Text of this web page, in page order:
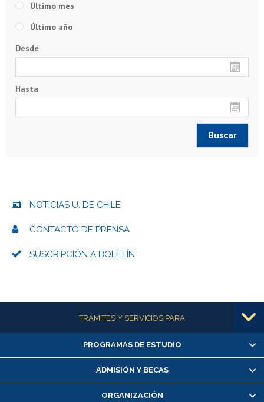
Último mes
Último año
Desde
Hasta
NOTICIAS U. DE CHILE
CONTACTO DE PRENSA
SUSCRIPCIÓN A BOLETÍN
Más informaciónTRÁMITES Y SERVICIOS PARA
Alumnas/os y exalumnas/os
Matrícula en línea
Inscripción y cambio de asignaturas
Consulta y certificado de notas
PROGRAMAS DE ESTUDIO
ADMISIÓN Y BECAS
ORGANIZACIÓN